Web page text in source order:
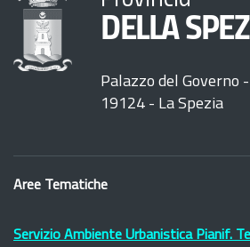
DELLA
Palazzo del Governo
19124 - La Spezia
Aree Tematiche
Servizio Ambiente Urbanistica Pianif.